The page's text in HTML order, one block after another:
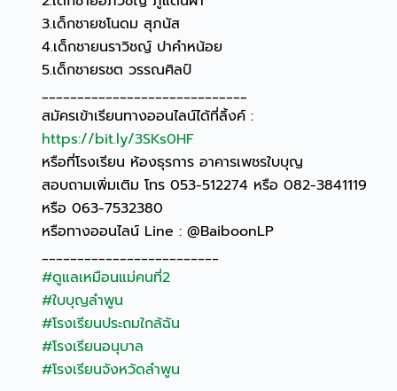
3.เด็กชายชโนดม สุภนัส
4.เด็กชายนราวิชญ์ ปาคำหน้อย
5.เด็กชายรชต วรรณศิลป์
_____________________________
สมัครเข้าเรียนทางออนไลน์ได้ที่ลิ้งค์ :
https://bit.ly/3SKs0HF
หรือที่โรงเรียน ห้องธุรการ อาคารเพชรใบบุญ
สอบถามเพิ่มเติม โทร 053-512274 หรือ 082-3841119
หรือ 063-7532380
หรือทางออนไลน์ Line : @BaiboonLP
_________________________
#ดูแลเหมือนแม่คนที่2
#ใบบุญลำพูน
#โรงเรียนประถมใกล้ฉัน
#โรงเรียนอนุบาล
#โรงเรียนจังหวัดลำพูน